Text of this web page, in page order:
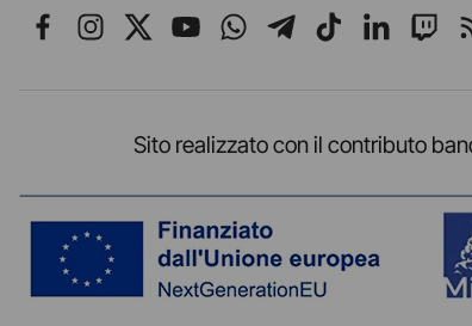
Seguici su Facebook
Seguici su Instagram
Seguici su X
Seguici su YouTube
Seguici su
Seguici su
Seguici su
Seguici
Sito realizzato con il contributo